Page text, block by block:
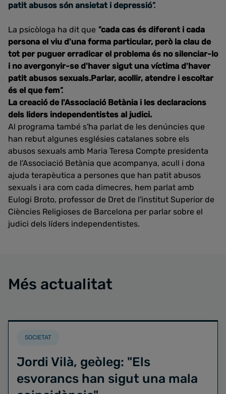
patit abusos són ansietat i depressió".
La psicòloga ha dit que "cada cas és diferent i cada
persona el viu d'una forma particular, però la clau de
tot per puguer erradicar el problema és no silenciar-lo
i no avergonyir-se d'haver sigut una víctima d'haver
patit abusos sexuals.Parlar, acollir, atendre i escoltar
és el que fem".
La creació de l'Associació Betània i les declaracions
dels liders independentistes al judici.
Al programa també s'ha parlat de les denúncies que
han rebut algunes esglésies catalanes sobre els
abusos sexuals amb Maria Teresa Compte presidenta
de l'Associació Betània que acompanya, acull i dona
ajuda terapèutica a persones que han patit abusos
sexuals i ara com cada dimecres, hem parlat amb
Eulogi Broto, professor de Dret de l'institut Superior de
Ciències Religioses de Barcelona per parlar sobre el
judici dels líders independentistes.
Més actualitat
SOCIETAT
Jordi Vilà, geòleg: "Els
esvorancs han sigut una mala